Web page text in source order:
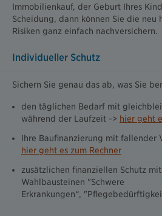
Immobilienkauf, der Geburt Ihres
Scheidung, dann können Sie die neu
Risiken ganz einfach nachversichern.
Individueller Schutz
Sichern Sie genau das ab, was Sie
den täglichen Bedarf mit
während der Laufzeit -> hier geht
Ihre Baufinanzierung mit fallender
hier geht es zum Rechner
zusätzlichen finanziellen Schutz
Wahlbausteinen "Schwere
Erkrankungen“,